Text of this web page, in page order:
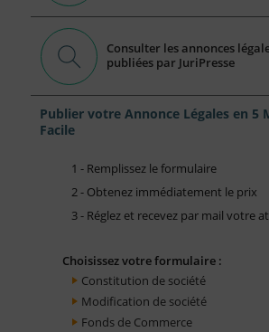
Consulter les annonces
publiées par JuriPresse
Publier votre Annonce Légales en 5
Facile
1 - Remplissez le formulaire
2 - Obtenez immédiatement le prix
3 - Réglez et recevez par mail votre
Choisissez votre formulaire :
Constitution de société
Modification de société
Fonds de Commerce